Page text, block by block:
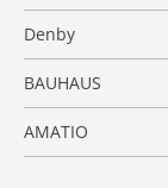
Denby
BAUHAUS
AMATIO